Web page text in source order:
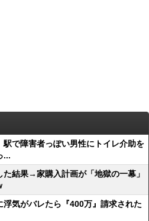
駅で障害者っぽい男性にトイレ介助を
...
た結果→家購入計画が「地獄の一幕」
浮気がバレたら『400万』請求された